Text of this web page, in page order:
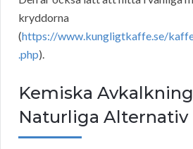
kryddorna
(https://www.kungligtkaffe.se/
.php).
Kemiska
Naturliga Alternativ